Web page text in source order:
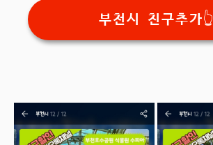
부천시 친구추가👆